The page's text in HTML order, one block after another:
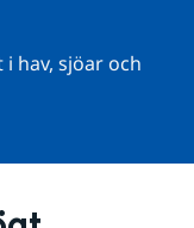
hav, sjöar och